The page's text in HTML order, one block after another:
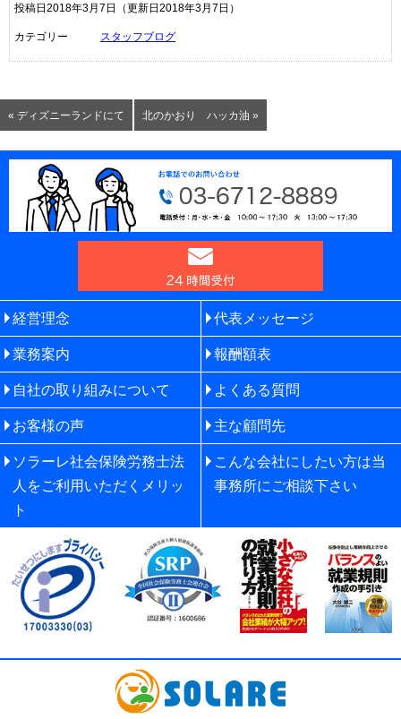
投稿日2018年3月7日 （更新日2018年3月7日）
カテゴリー スタッフブログ
« ディズニーランドにて 北のかおり ハッカ油 »
経営理念 代表メッセージ
業務案内 報酬額表
自社の取り組みについて よくある質問
お客様の声 主な顧問先
ソラーレ社会保険労務士法
人をご利用いただくメリッ
ト
こんな会社にしたい方は当
事務所にご相談下さい